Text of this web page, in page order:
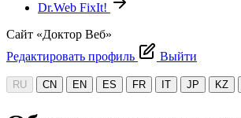
Dr.Web FixIt!
Сайт «Доктор Веб»
Редактировать профиль
Выйти
RU CN EN ES FR IT JP KZ